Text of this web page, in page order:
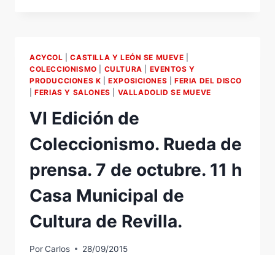
VALLADOLID-
CASTILLA
Y
LEÓN.
Y
16
DE
OCTUBRE.
FERIA
DE
VALLADOLID.
ACYCOL |CASTILLA Y LEÓN SE MUEVE
COLECCIONISMO
CULTURA
EVENTOS Y
PRODUCCIONES K |EXPOSICIONES |FERIA DEL DISCO
|FERIAS Y SALONES VALLADOLID SE MUEVE
VI Edición de
Coleccionismo. Rueda de
prensa. 7 de octubre. 11 h
Casa Municipal de
Cultura de Revilla.
PorCarlos 28/09/2015